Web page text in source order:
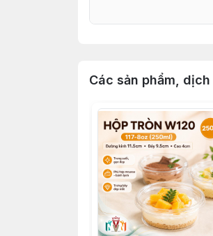
Các sản phẩm,